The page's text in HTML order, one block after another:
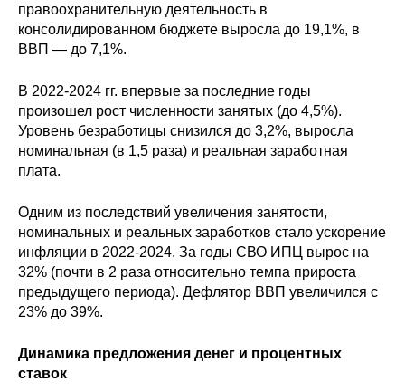
Диссертационный совет
Материалы
Конкурсы и вакансии
правоохранительную деятельность в
консолидированном бюджете выросла до 19,1%, в
ВВП — до 7,1%.
В 2022-2024 гг. впервые за последние годы
произошел рост численности занятых (до 4,5%).
Уровень безработицы снизился до 3,2%, выросла
номинальная (в 1,5 раза) и реальная заработная
плата.
Одним из последствий увеличения занятости,
номинальных и реальных заработков стало ускорение
инфляции в 2022-2024. За годы СВО ИПЦ вырос на
32% (почти в 2 раза относительно темпа прироста
предыдущего периода). Дефлятор ВВП увеличился с
23% до 39%.
Динамика предложения денег и процентных
ставок